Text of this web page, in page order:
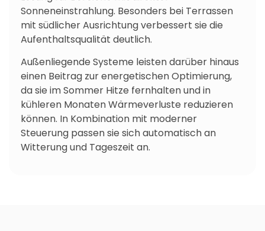
Sonneneinstrahlung. Besonders bei Terrassen
mit südlicher Ausrichtung verbessert sie die
Aufenthaltsqualität deutlich.
Außenliegende Systeme leisten darüber hinaus
einen Beitrag zur energetischen Optimierung,
da sie im Sommer Hitze fernhalten und in
kühleren Monaten Wärmeverluste reduzieren
können. In Kombination mit moderner
Steuerung passen sie sich automatisch an
Witterung und Tageszeit an.